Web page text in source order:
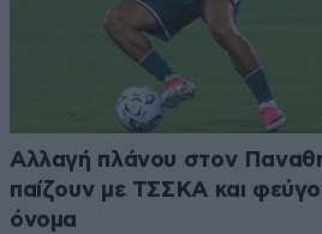
Αλλαγή πλάνου στον
παίζουν με ΤΣΣΚΑ και
όνομα